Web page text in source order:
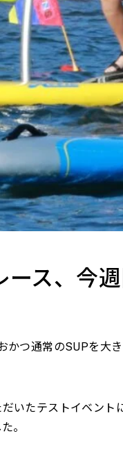
ス、今
かつ通常のSUPを大
いたテストイベン
。